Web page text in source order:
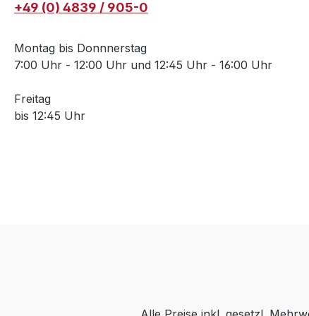
+49 (0) 4839 / 905-0
Montag bis Donnnerstag
7:00 Uhr - 12:00 Uhr und 12:45 Uhr - 16:00 Uhr
Freitag
bis 12:45 Uhr